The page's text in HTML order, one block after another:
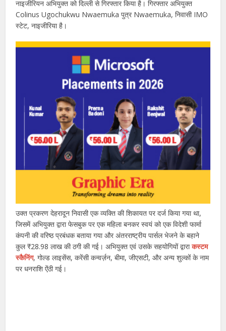
नाइजीरियन अभियुक्त को दिल्ली से गिरफ्तार किया है। गिरफ्तार अभियुक्त
Colinus Ugochukwu Nwaemuka पुत्र Nwaemuka, निवासी IMO
स्टेट, नाइजीरिया है।
उक्त प्रकरण देहरादून निवासी एक व्यक्ति की शिकायत पर दर्ज किया गया था,
जिसमें अभियुक्त द्वारा फेसबुक पर एक महिला बनकर स्वयं को एक विदेशी फार्मा
कंपनी की वरिष्ठ प्रबंधक बताया गया और अंतरराष्ट्रीय पार्सल भेजने के बहाने
कुल ₹28.98 लाख की ठगी की गई। अभियुक्त एवं उसके सहयोगियों द्वाराकस्टम
स्कैनिंग, गोल्ड लाइसेंस, करेंसी कन्वर्ज़न, बीमा, जीएसटी, और अन्य शुल्कों के नाम
पर धनराशि ऐंठी गई।